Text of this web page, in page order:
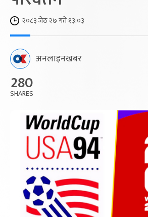
२०८३ जेठ २७ गते १३:०३
अनलाइनखबर
280
SHARES